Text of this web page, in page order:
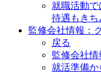
就職活動
待遇もきち
監修会社情報：
戻る
監修会社
就活準備か